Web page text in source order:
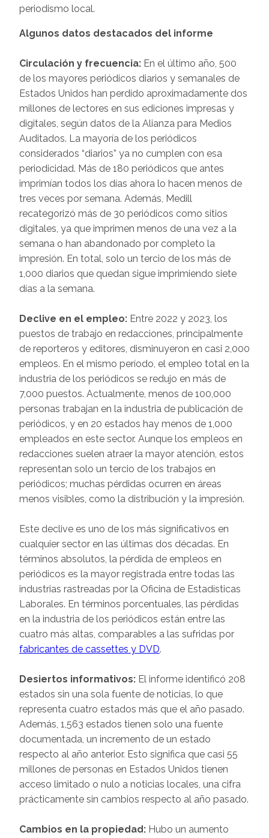
periodismo local.
Algunos datos destacados del informe
Circulación y frecuencia: En el último año, 500
de los mayores periódicos diarios y semanales de
Estados Unidos han perdido aproximadamente dos
millones de lectores en sus ediciones impresas y
digitales, según datos de la Alianza para Medios
Auditados. La mayoría de los periódicos
considerados “diarios” ya no cumplen con esa
periodicidad. Más de 180 periódicos que antes
imprimían todos los días ahora lo hacen menos de
tres veces por semana. Además, Medill
recategorizó más de 30 periódicos como sitios
digitales, ya que imprimen menos de una vez a la
semana o han abandonado por completo la
impresión. En total, solo un tercio de los más de
1,000 diarios que quedan sigue imprimiendo siete
días a la semana.
Declive en el empleo: Entre 2022 y 2023, los
puestos de trabajo en redacciones, principalmente
de reporteros y editores, disminuyeron en casi 2,000
empleos. En el mismo período, el empleo total en la
industria de los periódicos se redujo en más de
7,000 puestos. Actualmente, menos de 100,000
personas trabajan en la industria de publicación de
periódicos, y en 20 estados hay menos de 1,000
empleados en este sector. Aunque los empleos en
redacciones suelen atraer la mayor atención, estos
representan solo un tercio de los trabajos en
periódicos; muchas pérdidas ocurren en áreas
menos visibles, como la distribución y la impresión.
Este declive es uno de los más significativos en
cualquier sector en las últimas dos décadas. En
términos absolutos, la pérdida de empleos en
periódicos es la mayor registrada entre todas las
industrias rastreadas por la Oficina de Estadísticas
Laborales. En términos porcentuales, las pérdidas
en la industria de los periódicos están entre las
cuatro más altas, comparables a las sufridas por
fabricantes de cassettes y DVD.
Desiertos informativos: El informe identificó 208
estados sin una sola fuente de noticias, lo que
representa cuatro estados más que el año pasado.
Además, 1,563 estados tienen solo una fuente
documentada, un incremento de un estado
respecto al año anterior. Esto significa que casi 55
millones de personas en Estados Unidos tienen
acceso limitado o nulo a noticias locales, una cifra
prácticamente sin cambios respecto al año pasado.
Cambios en la propiedad: Hubo un aumento